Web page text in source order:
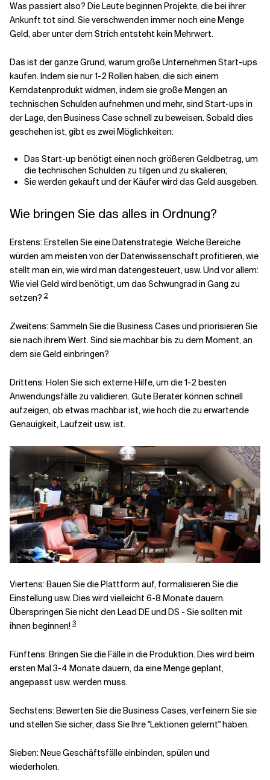
Was passiert also? Die Leute beginnen Projekte, die bei ihrer
Ankunft tot sind. Sie verschwenden immer noch eine Menge
Geld, aber unter dem Strich entsteht kein Mehrwert.
Das ist der ganze Grund, warum große Unternehmen Start-ups
kaufen. Indem sie nur 1-2 Rollen haben, die sich einem
Kerndatenprodukt widmen, indem sie große Mengen an
technischen Schulden aufnehmen und mehr, sind Start-ups in
der Lage, den Business Case schnell zu beweisen. Sobald dies
geschehen ist, gibt es zwei Möglichkeiten:
Das Start-up benötigt einen noch größeren Geldbetrag, um
die technischen Schulden zu tilgen und zu skalieren;
Sie werden gekauft und der Käufer wird das Geld ausgeben.
Wie bringen Sie das alles in Ordnung?
Erstens: Erstellen Sie eine Datenstrategie. Welche Bereiche
würden am meisten von der Datenwissenschaft profitieren, wie
stellt man ein, wie wird man datengesteuert, usw. Und vor allem:
Wie viel Geld wird benötigt, um das Schwungrad in Gang zu
setzen? 2
Zweitens: Sammeln Sie die Business Cases und priorisieren Sie
sie nach ihrem Wert. Sind sie machbar bis zu dem Moment, an
dem sie Geld einbringen?
Drittens: Holen Sie sich externe Hilfe, um die 1-2 besten
Anwendungsfälle zu validieren. Gute Berater können schnell
aufzeigen, ob etwas machbar ist, wie hoch die zu erwartende
Genauigkeit, Laufzeit usw. ist.
Viertens: Bauen Sie die Plattform auf, formalisieren Sie die
Einstellung usw. Dies wird vielleicht 6-8 Monate dauern.
Überspringen Sie nicht den Lead DE und DS - Sie sollten mit
ihnen beginnen! 3
Fünftens: Bringen Sie die Fälle in die Produktion. Dies wird beim
ersten Mal 3-4 Monate dauern, da eine Menge geplant,
angepasst usw. werden muss.
Sechstens: Bewerten Sie die Business Cases, verfeinern Sie sie
und stellen Sie sicher, dass Sie Ihre "Lektionen gelernt" haben.
Sieben: Neue Geschäftsfälle einbinden, spülen und
wiederholen.